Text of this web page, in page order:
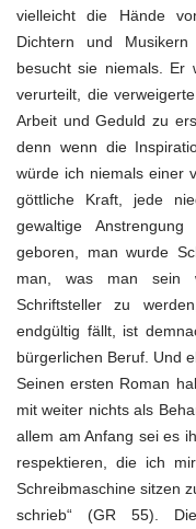
vielleicht die Hände
Dichtern und
besucht sie niemals. Er
verurteilt, die
Arbeit und Geduld zu
denn wenn die
würde ich niemals einer
göttliche Kraft, jede
gewaltige
geboren, man wurde
man, was man sein
Schriftsteller zu
endgültig fällt, ist
bürgerlichen Beruf. Und
Seinen ersten Roman
mit weiter nichts als
allem am Anfang sei es
respektieren, die ich
Schreibmaschine sitzen
schrieb“ (GR 55).